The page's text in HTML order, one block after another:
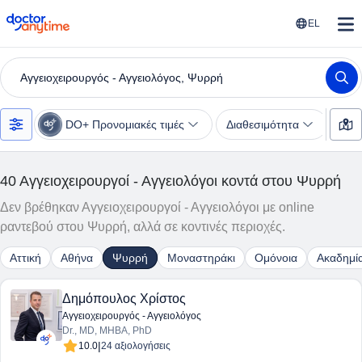
doctoranytime EL
Αγγειοχειρουργός - Αγγειολόγος, Ψυρρή
DO+ Προνομιακές τιμές Διαθεσιμότητα
40 Αγγειοχειρουργοί - Αγγειολόγοι κοντά στου Ψυρρή
Δεν βρέθηκαν Αγγειοχειρουργοί - Αγγειολόγοι με online
ραντεβού στου Ψυρρή, αλλά σε κοντινές περιοχές.
Αττική Αθήνα Ψυρρή Μοναστηράκι Ομόνοια
Δημόπουλος Χρίστος
Αγγειοχειρουργός - Αγγειολόγος
Dr., MD, MHBA, PhD
10.0|24 αξιολογήσεις